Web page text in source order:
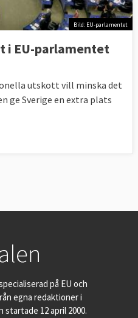
Bild: EU-parlamentet
i EU-parlamentet
utskott vill minska det
ge Sverige en extra plats
på EU och
egna redaktioner i
12 april 2000.